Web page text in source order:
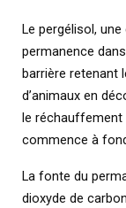
Le pergélisol,
permanence
barrière retenant
d’animaux en
le
commence à
La fonte du
dioxyde de